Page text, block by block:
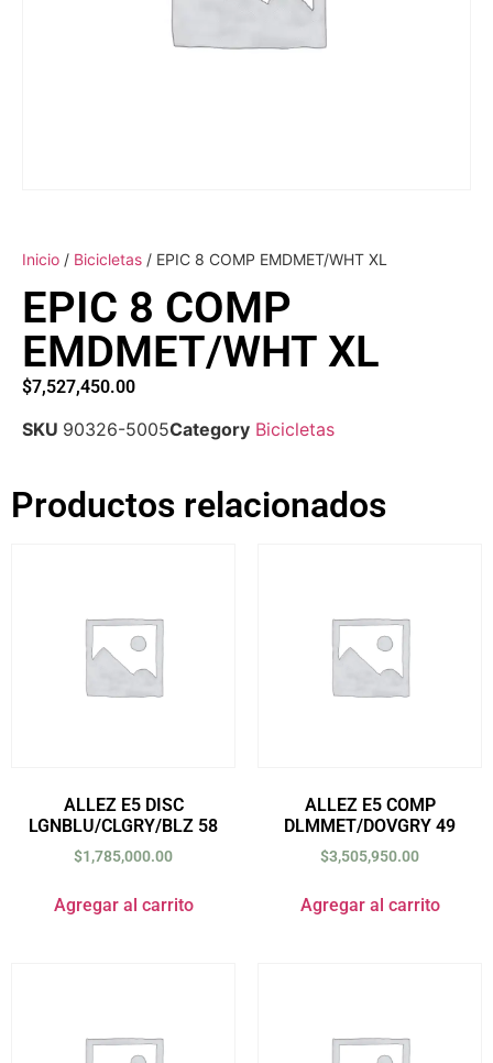
Inicio / Bicicletas / EPIC 8 COMP EMDMET/WHT XL
EPIC 8 COMP
EMDMET/WHT XL
$7,527,450.00
SKU 90326-5005Category Bicicletas
Productos relacionados
ALLEZ E5 DISC
LGNBLU/CLGRY/BLZ 58
$1,785,000.00
Agregar al carrito
ALLEZ E5 COMP
DLMMET/DOVGRY 49
$3,505,950.00
Agregar al carrito